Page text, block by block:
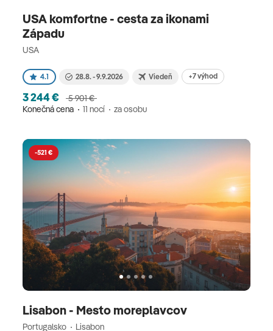
USA komfortne - cesta za ikonami
Západu
USA
4.1 28.8. - 9.9.2026 Viedeň +7 výhod
3 244 €
5 901 €
Konečná cena
11 nocí za osobu
-521 €
Lisabon - Mesto moreplavcov
Portugalsko Lisabon